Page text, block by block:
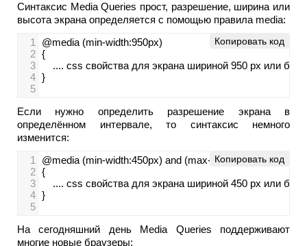
Синтаксис Media Queries прост, разрешение, ширина или
высота экрана определяется с помощью правила media:
1
@media (min-width:950px)
2 {
3
.... css свойства для экрана шириной 950 px или
4 }
5
Копировать код
Если нужно определить разрешение экрана в
определённом интервале, то синтаксис немного
изменится:
1
@media (min-width:450px) and (max-width:950px)
2 {
3
.... css свойства для экрана шириной 450 px или
4 }
5
Копировать код
На сегодняшний день Media Queries поддерживают
многие новые браузеры: